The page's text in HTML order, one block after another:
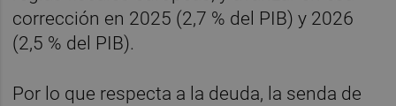
corrección en 2025 (2,7 % del PIB) y 2026
(2,5 % del PIB).
Por lo que respecta a la deuda, la senda de